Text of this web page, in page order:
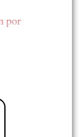
por